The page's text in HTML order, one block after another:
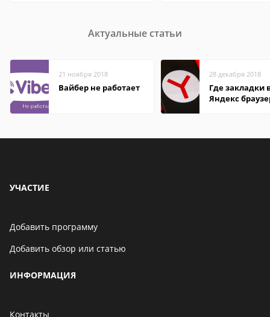
Актуальные статьи
21 ноября 2018
Вайбер не работает
28 декабря 2018
Где закладки
Яндекс
УЧАСТИЕ
Добавить программу
Добавить обзор или статью
ИНФОРМАЦИЯ
Контакты